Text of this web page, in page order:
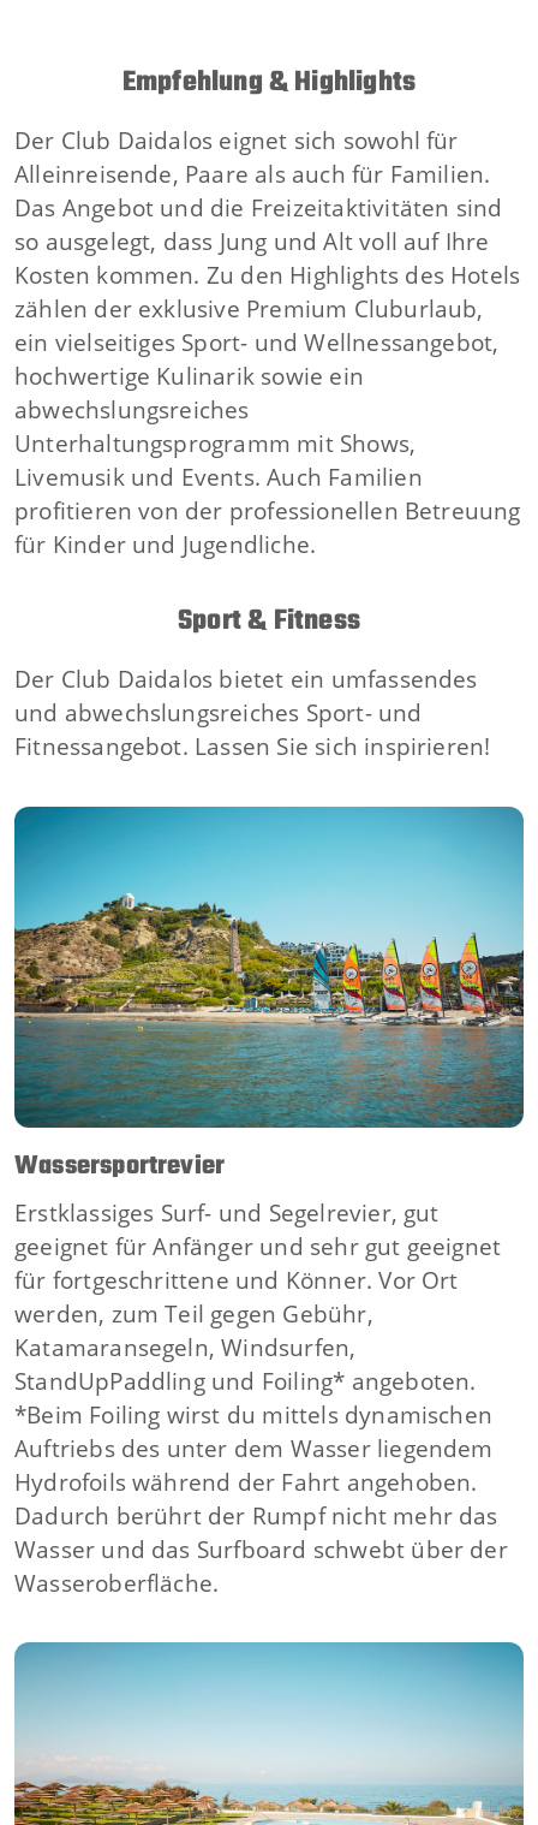
Empfehlung & Highlights
Der Club Daidalos eignet sich sowohl für
Alleinreisende, Paare als auch für Familien.
Das Angebot und die Freizeitaktivitäten sind
so ausgelegt, dass Jung und Alt voll auf Ihre
Kosten kommen. Zu den Highlights des Hotels
zählen der exklusive Premium Cluburlaub,
ein vielseitiges Sport- und Wellnessangebot,
hochwertige Kulinarik sowie ein
abwechslungsreiches
Unterhaltungsprogramm mit Shows,
Livemusik und Events. Auch Familien
profitieren von der professionellen Betreuung
für Kinder und Jugendliche.
Sport & Fitness
Der Club Daidalos bietet ein umfassendes
und abwechslungsreiches Sport- und
Fitnessangebot. Lassen Sie sich inspirieren!
Wassersportrevier
Erstklassiges Surf- und Segelrevier, gut
geeignet für Anfänger und sehr gut geeignet
für fortgeschrittene und Könner. Vor Ort
werden, zum Teil gegen Gebühr,
Katamaransegeln, Windsurfen,
StandUpPaddling und Foiling* angeboten.
*Beim Foiling wirst du mittels dynamischen
Auftriebs des unter dem Wasser liegendem
Hydrofoils während der Fahrt angehoben.
Dadurch berührt der Rumpf nicht mehr das
Wasser und das Surfboard schwebt über der
Wasseroberfläche.